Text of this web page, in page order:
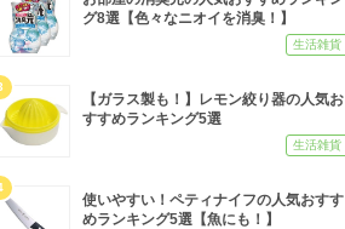
グ8選【色々なニオイを消臭！】
生活雑貨
【ガラス製も！】レモン絞り器の人気お
すすめランキング5選
生活雑貨
使いやすい！ペティナイフの人気おすす
めランキング5選【魚にも！】